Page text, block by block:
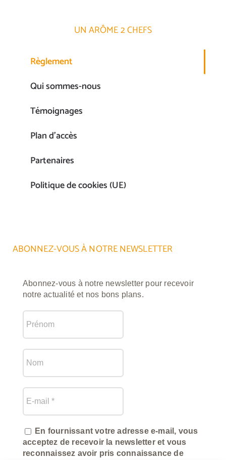
UN ARÔME 2 CHEFS
Règlement
Qui sommes-nous
Témoignages
Plan d’accès
Partenaires
Politique de cookies (UE)
ABONNEZ-VOUS À NOTRE NEWSLETTER
Abonnez-vous à notre newsletter pour recevoir
notre actualité et nos bons plans.
En fournissant votre adresse e-mail, vous
acceptez de recevoir la newsletter et vous
reconnaissez avoir pris connaissance de